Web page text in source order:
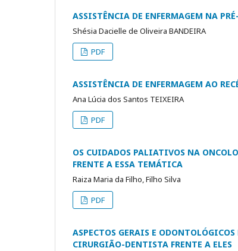
ASSISTÊNCIA DE ENFERMAGEM NA
Shésia Dacielle de Oliveira BANDEIRA
PDF
ASSISTÊNCIA DE ENFERMAGEM AO
Ana Lúcia dos Santos TEIXEIRA
PDF
OS CUIDADOS PALIATIVOS NA
FRENTE A ESSA TEMÁTICA
Raiza Maria da Filho, Filho Silva
PDF
ASPECTOS GERAIS E
CIRURGIÃO-DENTISTA FRENTE A ELES